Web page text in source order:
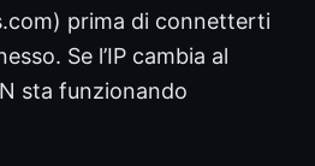
prima di connetterti
Se l’IP cambia al
sta funzionando